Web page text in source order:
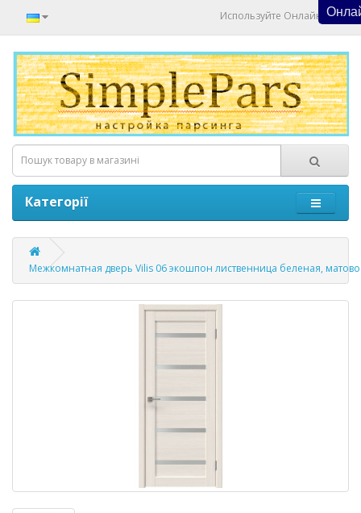
Используйте Онлайн Чат
Категорії
Межкомнатная дверь Vilis 06 экошпон лиственница беленая,